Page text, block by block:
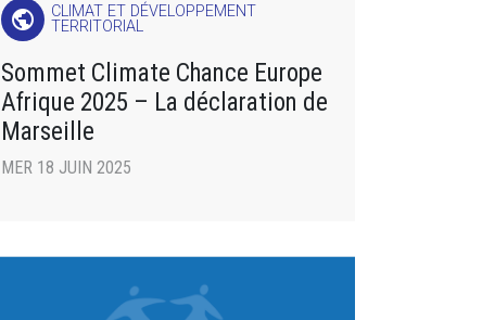
public
CLIMAT ET DÉVELOPPEMENT
TERRITORIAL
Sommet Climate Chance Europe
Afrique 2025 – La déclaration de
Marseille
MER 18 JUIN 2025